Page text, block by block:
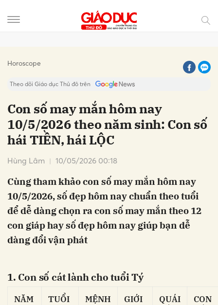
Horoscope
Theo dõi Giáo dục Thủ đô trên
Con số may mắn hôm nay
10/5/2026 theo năm sinh: Con số
hái TIỀN, hái LỘC
Hùng Lâm 10/05/2026 00:18
Cùng tham khảo con số may mắn hôm nay
10/5/2026, số đẹp hôm nay chuẩn theo tuổi
để dễ dàng chọn ra con số may mắn theo 12
con giáp hay số đẹp hôm nay giúp bạn dễ
dàng đổi vận phát
1. Con số cát lành cho tuổi Tý
NĂM
TUỔI
MỆNH
GIỚI
QUÁI
CON
Hủy Gửi